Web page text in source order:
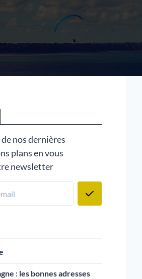
nos dernières
plans en vous
newsletter
: les bonnes adresses